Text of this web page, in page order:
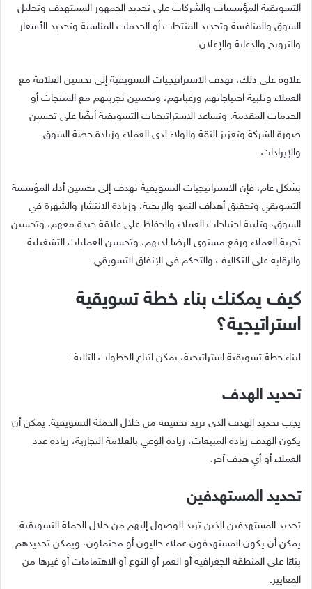
التسويقية المؤسسات والشركات على تحديد الجمهور المستهدف وتحليل
السوق والمنافسة وتحديد المنتجات أو الخدمات المناسبة وتحديد الأسعار
والترويج والدعاية والإعلان.
علاوة على ذلك، تهدف الاستراتيجيات التسويقية إلى تحسين العلاقة مع
العملاء وتلبية احتياجاتهم ورغباتهم، وتحسين تجربتهم مع المنتجات أو
الخدمات المقدمة. وتساعد الاستراتيجيات التسويقية أيضًا على تحسين
صورة الشركة وتعزيز الثقة والولاء لدى العملاء وزيادة حصة السوق
والإيرادات.
بشكل عام، فإن الاستراتيجيات التسويقية تهدف إلى تحسين أداء المؤسسة
التسويقي وتحقيق أهداف النمو والربحية، وزيادة الانتشار والشهرة في
السوق، وتلبية احتياجات العملاء والحفاظ على علاقة جيدة معهم، وتحسين
تجربة العملاء ورفع مستوى الرضا لديهم، وتحسين العمليات التشغيلية
والرقابة على التكاليف والتحكم في الإنفاق التسويقي.
كيف يمكنك بناء خطة تسويقية
استراتيجية؟
لبناء خطة تسويقية استراتيجية، يمكن اتباع الخطوات التالية:
تحديد الهدف
يجب تحديد الهدف الذي تريد تحقيقه من خلال الحملة التسويقية. يمكن أن
يكون الهدف زيادة المبيعات، زيادة الوعي بالعلامة التجارية، زيادة عدد
العملاء أو أي هدف آخر.
تحديد المستهدفين
تحديد المستهدفين الذين تريد الوصول إليهم من خلال الحملة التسويقية.
يمكن أن يكون المستهدفون عملاء حاليون أو محتملون، ويمكن تحديدهم
بناءًا على المنطقة الجغرافية أو العمر أو النوع أو الاهتمامات أو غيرها من
المعايير.